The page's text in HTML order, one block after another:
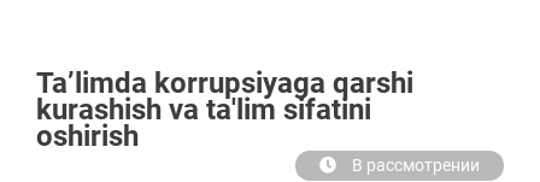
Ta’limda korrupsiyaga qarshi
kurashish va ta'lim sifatini
oshirish
В рассмотрении